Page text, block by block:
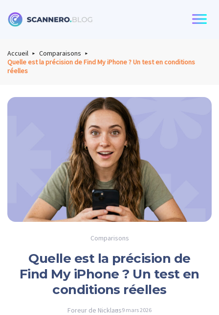
Accueil
Comparaisons
Quelle est la précision de Find My iPhone ? Un test en conditions
réelles
Comparisons
Quelle est la précision de
Find My iPhone ? Un test en
conditions réelles
Foreur de Nicklaus9 mars 2026